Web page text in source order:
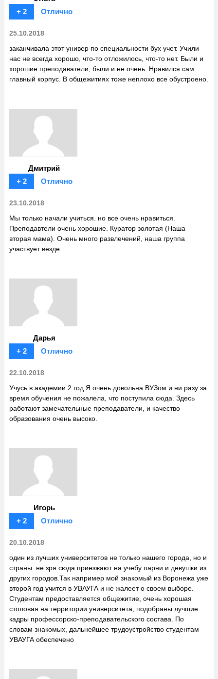
+ 2
Отлично
25.10.2018
заканчивала этот универ по специальности бух учет. Учили
нас не всегда хорошо, что-то отложилось, что-то нет. Были и
хорошие преподаватели, были и не очень. Нравился сам
главный корпус. В общежитиях тоже неплохо все обустроено.
Дмитрий
+ 2
Отлично
23.10.2018
Мы только начали учиться. но все очень нравиться.
Преподавтели очень хорошие. Куратор золотая (Наша
вторая мама). Очень много развлечений, наша группа
участвует везде.
Дарья
+ 2
Отлично
22.10.2018
Учусь в академии 2 год Я очень довольна ВУЗом и ни разу за
время обучения не пожалела, что поступила сюда. Здесь
работают замечательные преподаватели, и качество
образования очень высоко.
Игорь
+ 2
Отлично
20.10.2018
один из лучших университетов не только нашего города, но и
страны. не зря сюда приезжают на учебу парни и девушки из
других городов.Так например мой знакомый из Воронежа уже
второй год учится в УВАУГА и не жалеет о своем выборе.
Студентам предоставляется общежитие, очень хорошая
столовая на территории университета, подобраны лучшие
кадры профессорско-преподавательского состава. По
словам знакомых, дальнейшее трудоустройство студентам
УВАУГА обеспечено